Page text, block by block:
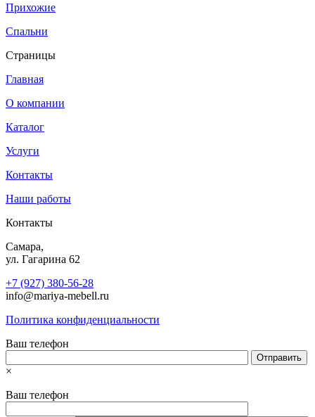
Прихожие
Спальни
Страницы
Главная
О компании
Каталог
Услуги
Контакты
Наши работы
Контакты
Самара,
ул. Гагарина 62
+7 (927) 380-56-28
info@mariya-mebell.ru
Политика конфиденциальности
Ваш телефон
×
Ваш телефон